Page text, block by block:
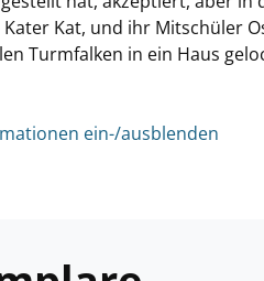
Kat, und ihr Mitschüler
Turmfalken in ein Haus
ein-/ausblenden